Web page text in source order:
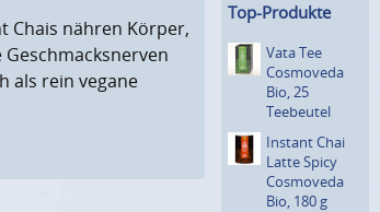
Chais nähren Körper,
als rein vegane
Top-Produkte
Vata Tee
Cosmoveda
Bio, 25
Teebeutel
Instant Chai
Latte Spicy
Cosmoveda
Bio, 180 g